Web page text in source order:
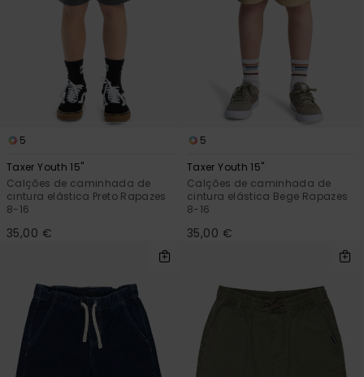
5
Taxer Youth 15"
Calções de caminhada de
cintura elástica Preto Rapazes
8-16
35,00 €
5
Taxer Youth 15"
Calções de caminhada de
cintura elástica Bege Rapazes
8-16
35,00 €